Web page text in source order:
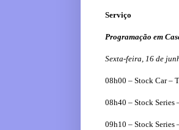
Serviço
Programação em
Sexta-feira, 16 de
08h00 – Stock Car –
08h40 – Stock Series
09h10 – Stock